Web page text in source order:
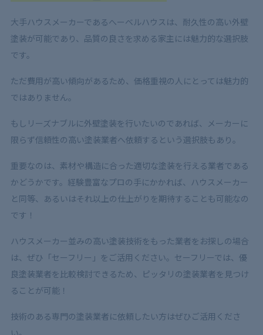
大手ハウスメーカーであるへーベルハウスは、耐久性の高い外壁
塗装が可能であり、品質の良さを求める家主には魅力的な選択肢
です。
ただ費用が高い傾向があるため、価格重視の人にとっては魅力的
ではありません。
もしリーズナブルに外壁塗装を行いたいのであれば、メーカーに
限らず信頼性の高い塗装業者へ依頼するという選択肢もあり。
重要なのは、素材や構造に合った適切な塗装を行える業者である
かどうかです。経験豊富なプロの手にかかれば、ハウスメーカー
と同等、あるいはそれ以上の仕上がりを期待することも可能なの
です！
ハウスメーカー並みの高い塗装技術をもった業者をお探しの場合
は、ぜひ「セーフリー」をご活用ください。セーフリーでは、優
良塗装業者を比較検討できるため、ピッタリの塗装業者を見つけ
ることが可能！
技術のある専門の塗装業者に依頼したい方はぜひご活用くださ
い。